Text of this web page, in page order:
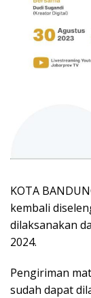
KOTA
kembali
dilaksanakan
2024.
Pengiriman
sudah dapat